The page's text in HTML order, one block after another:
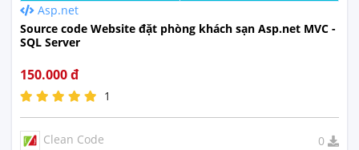
Asp.net
Source code Website đặt phòng khách sạn Asp.net MVC -
SQL Server
150.000 đ
1
Clean Code 0